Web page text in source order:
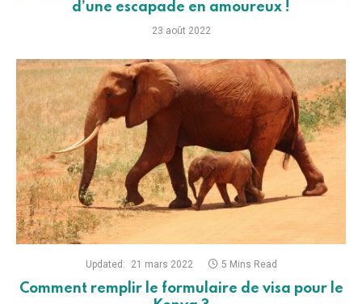
d’une escapade en amoureux !
23 août 2022
Updated: 21 mars 2022 5 Mins Read
Comment remplir le formulaire de visa pour le